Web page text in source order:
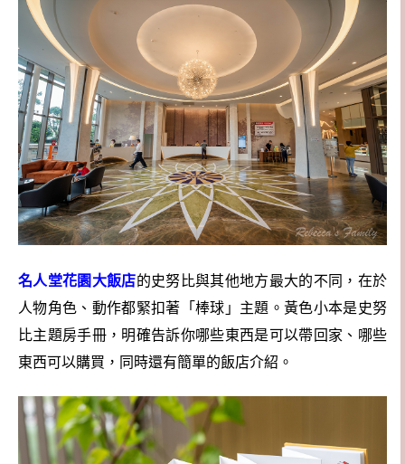
名人堂花園大飯店的史努比與其他地方最大的不同，在於
人物角色、動作都緊扣著「棒球」主題。黃色小本是史努
比主題房手冊，明確告訴你哪些東西是可以帶回家、哪些
東西可以購買，同時還有簡單的飯店介紹。